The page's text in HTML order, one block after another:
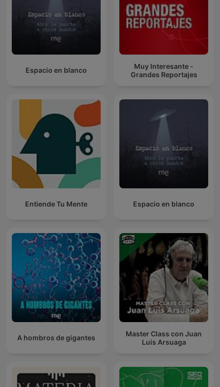
Espacio en blanco
Muy Interesante -
Grandes Reportajes
Entiende Tu Mente Espacio en blanco
A hombros de gigantes
Master Class con Juan
Luis Arsuaga